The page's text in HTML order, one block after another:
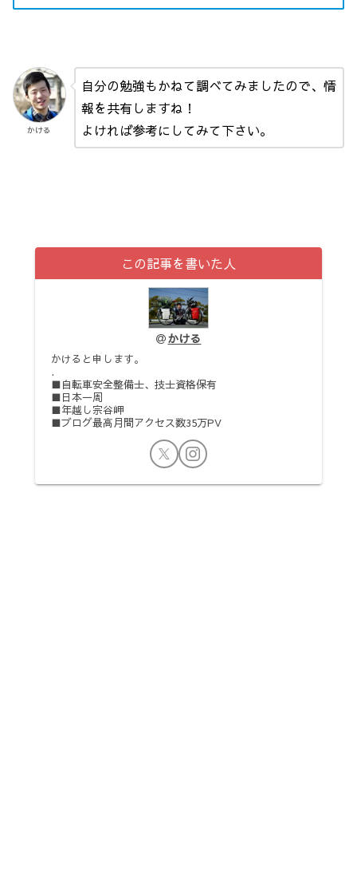
かける
自分の勉強もかねて調べてみましたので、情
報を共有しますね！
よければ参考にしてみて下さい。
この記事を書いた人
かける
かけると申します。
.
■自転車安全整備士、技士資格保有
■日本一周
■年越し宗谷岬
■ブログ最高月間アクセス数35万PV